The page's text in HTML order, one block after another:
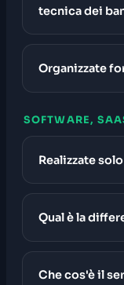
tecnica dei
Organizzate
SOFTWARE,
Realizzate
Qual è la
Che cos'è il